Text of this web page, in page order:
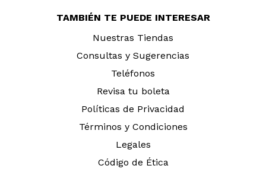
TAMBIÉN TE PUEDE INTERESAR
Nuestras Tiendas
Consultas y Sugerencias
Teléfonos
Revisa tu boleta
Políticas de Privacidad
Términos y Condiciones
Legales
Código de Ética